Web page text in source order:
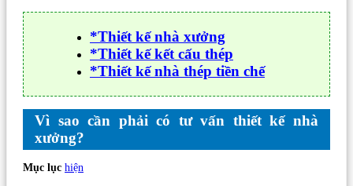
*Thiết kế nhà xưởng
*Thiết kế kết cấu thép
*Thiết kế nhà thép tiền chế
Vì sao cần phải có tư vấn thiết kế nhà
xưởng?
Mục lục hiện